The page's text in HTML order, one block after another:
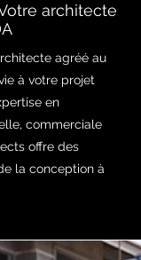
architecte
agréé au
à votre projet
en
commerciale
offre des
la conception à